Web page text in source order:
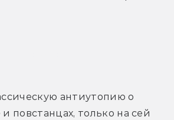
антиутопию о
повстанцах, только на сей